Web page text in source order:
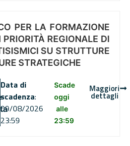
PER LA FORMAZIONE
PRIORITÀ REGIONALE DI
SU STRUTTURE
STRATEGICHE
Data di
scadenza:
09/08/2026
23:59
Scade
oggi
alle
23:59
Maggiori
dettagli